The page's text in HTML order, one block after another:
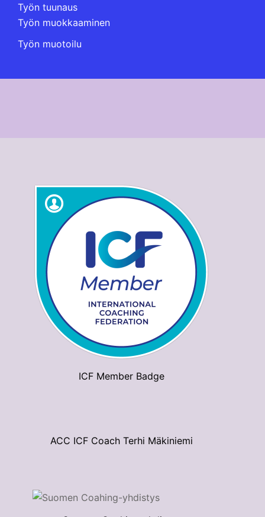
Työn tuunaus
Työn muokkaaminen
Työn muotoilu
ICF Member Badge
ACC ICF Coach Terhi Mäkiniemi